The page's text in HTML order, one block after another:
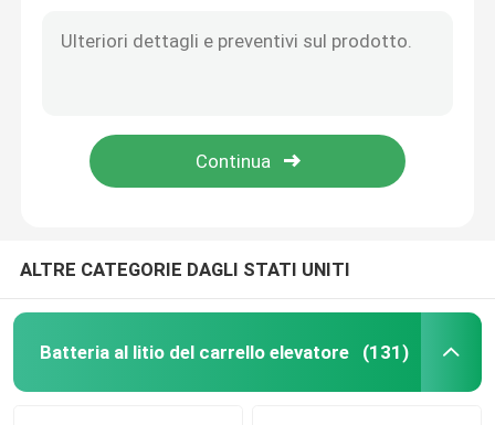
ALTRE CATEGORIE DAGLI STATI UNITI
Batteria al litio del carrello elevatore (131)